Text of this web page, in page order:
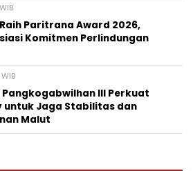
Paritrana Award 2026,
Komitmen Perlindungan
III Perkuat
untuk Jaga Stabilitas dan
Malut